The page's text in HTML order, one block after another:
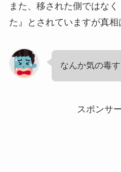
また、移された側ではな
た』とされていますが真相
なんか気の毒す
スポンサ